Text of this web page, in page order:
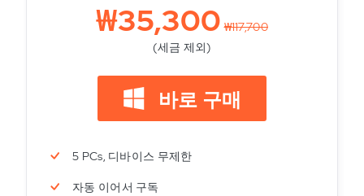
₩35,300 ₩117,700
(세금 제외)
바로 구매
5 PCs, 디바이스 무제한
자동 이어서 구독